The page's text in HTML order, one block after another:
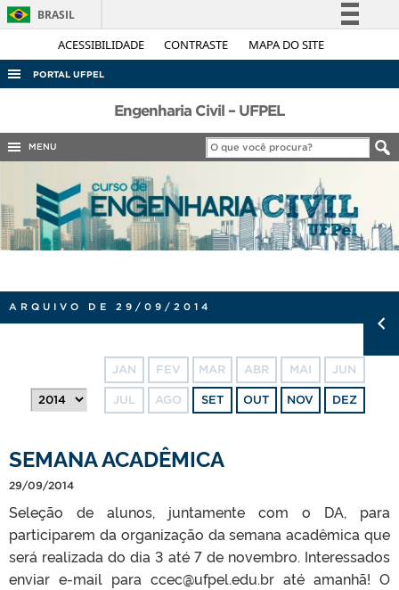
ACESSIBILIDADE CONTRASTE MAPA DO SITE
BRASIL
Simplifique!
Legislação
PORTAL UFPEL
ACESSO À INFORMAÇÃO
AUDITORIA
CONCURSOS
EDITAIS
Engenharia Civil – UFPEL
MENU
ARQUIVO DE 29/09/2014
JAN FEV MAR ABR MAI JUN
JUL AGO SET OUT NOV DEZ
SEMANA ACADÊMICA
29/09/2014
Seleção de alunos, juntamente com o DA, para
participarem da organização da semana acadêmica que
será realizada do dia 3 até 7 de novembro. Interessados
enviar e-mail para ccec@ufpel.edu.br até amanhã! O